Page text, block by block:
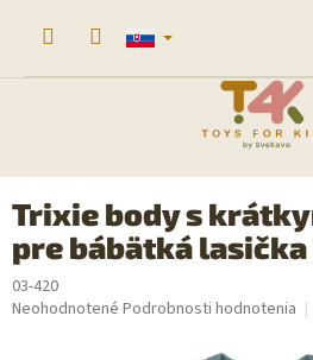
Trixie body s
pre bábätká
03-420
Priemerné
Neohodnotené Podrobnosti hodnotenia